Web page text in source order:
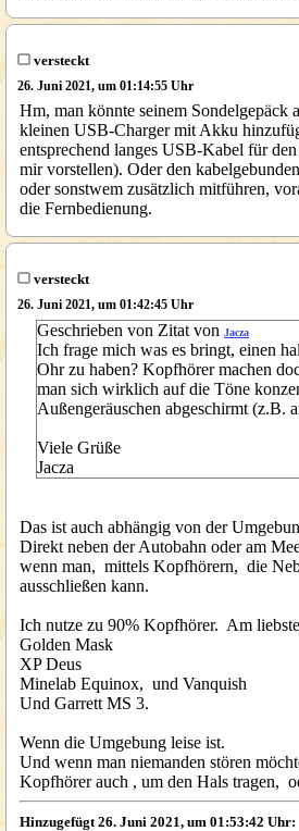
versteckt
26. Juni 2021, um 01:14:55 Uhr
Hm, man könnte seinem Sondelgepäck
kleinen USB-Charger mit Akku
entsprechend langes USB-Kabel für
mir vorstellen). Oder den
oder sonstwem zusätzlich mitführen,
die Fernbedienung.
versteckt
26. Juni 2021, um 01:42:45 Uhr
Geschrieben von Zitat von Jacza
Ich frage mich was es bringt, einen
Ohr zu haben? Kopfhörer machen
man sich wirklich auf die Töne
Außengeräuschen abgeschirmt (z.B.
Viele Grüße
Jacza
Das ist auch abhängig von der
Direkt neben der Autobahn oder am
wenn man, mittels Kopfhörern, die
ausschließen kann.
Ich nutze zu 90% Kopfhörer. Am
Golden Mask
XP Deus
Minelab Equinox, und Vanquish
Und Garrett MS 3.
Wenn die Umgebung leise ist.
Und wenn man niemanden stören
Kopfhörer auch , um den Hals tragen,
Hinzugefügt 26. Juni 2021, um 01:53:42 Uhr: